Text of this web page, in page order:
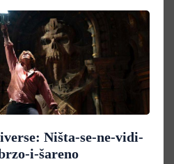
Ništa-se-ne-vidi-
i-šareno